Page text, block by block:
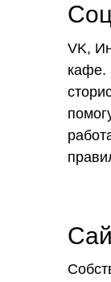
VK,
кафе.